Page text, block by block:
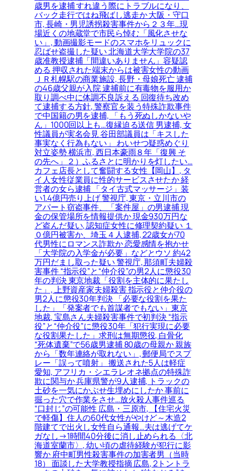
歳男を逮捕 すれ違う際にトラブルになり、
バック走行ではね飛ばし逃走か 大阪・守口
市, 長崎・男児誘拐殺害事件から２３年…現
場近くの地蔵堂で市民ら悼む「風化させな
い」, 動画撮影モードのスマホをリュックに
忍ばせ盗撮した疑い 北海道大学大学院の37
歳准教授逮捕「間違いありません」容疑認
める 押収された端末からは被害女性の動画
ＪＲ札幌駅の商業施設, 長野・母娘死亡 逮捕
の46歳父親が入院 逮捕前に有毒物を服用か
取り調べ中に体調不良訴える 回復待ち改め
て逮捕する方針, 警察官を装う特殊詐欺事件
で中国籍の男を逮捕, 「もう死ぬしかないや
ん」1000回以上も…復縁迫る送信 男逮捕, 女
性議員が実名会見 谷田部議員は「キスした
事実なく行為もない」 わいせつ疑惑めぐり
対立姿勢 横浜市, 西日本豪雨８年「復興 そ
の先へ」２）ふるさとに明かりを灯したい…
カフェ店長として奮闘する女性【岡山】, タ
イ人女性従業員に性的サービスさせたか 経
営者の女ら逮捕 「タイ古式マッサージ」装
い1.4億円売り上げ 警視庁, 東京・立川市の
アパート窃盗事件、「案件屋」の男逮捕 現
金の保管場所を情報提供か 現金930万円な
ど盗んだ疑い, 認知症女性に修理契約疑い １
０億円被害か、埼玉４人逮捕, 22歳女が70
代男性にロマンス詐欺か 恋愛感情を抱かせ
「大学院の入学金が必要」などとウソ 約42
万円だまし取った疑い 警視庁, 那須町夫婦殺
害事件 “指示役”と“仲介役”の男2人に懲役30
年の判決 東京地裁「役割を主体的に果たし
た」, 上野資産家夫婦殺害 指示役と仲介役の
男2人に懲役30年判決 「必要な役割を果た
した」「発案者でも首謀者でもない」東京
地裁, 宝島さん夫婦殺害事件で初判決 “指示
役”と“仲介役”に懲役30年「犯行実現に必要
な役割果たした」求刑は無期懲役, 白骨化
“死体遺棄”で56歳男逮捕 80歳の母親か 親族
から「数年連絡が取れない」, 郵便局でスプ
レー「誤って噴射」 搬送された5人は軽症
愛知, アフリカ・シエラレオネ拠点の特殊詐
欺に関与か 兵庫県警が9人逮捕, トラックの
土砂を一気にかぶせ生埋めにしたか 事前に
掘った穴で作業をさせ…放火殺人事件巡る
“口封じ”の可能性 広島・三原市, 【住宅火災
で軽傷】住人の60代女性がやけど～木造2
階建てで出火し女性自ら通報…夫は逃げてケ
ガなし→1時間40分後に消し止められる〈北
海道室蘭市〉, 幼い頃の虐待経験が犯行に影
響か 府中町男性殺害事件の加害者男（当時
18） 面談した大学教授指摘 広島, 2トントラ